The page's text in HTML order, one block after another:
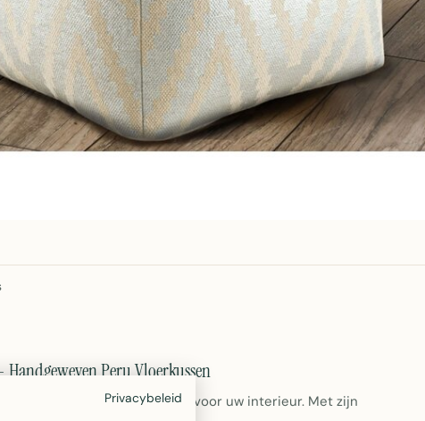
Peru Vloerkussen
én decoratief accent voor uw interieur. Met zijn
Privacybeleid